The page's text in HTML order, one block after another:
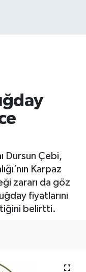
Dursun Çebi,
Karpaz
zararı da göz
fiyatlarını
belirtti.